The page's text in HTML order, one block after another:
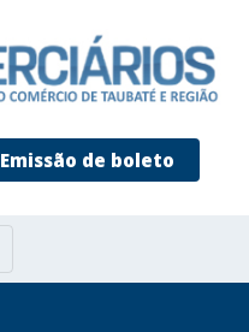
Emissão de boleto